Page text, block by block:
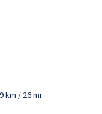
km / 26 mi